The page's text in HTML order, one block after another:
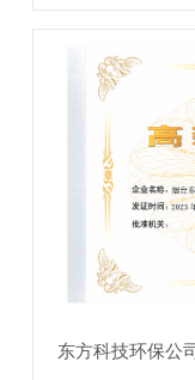
东方科技环保公